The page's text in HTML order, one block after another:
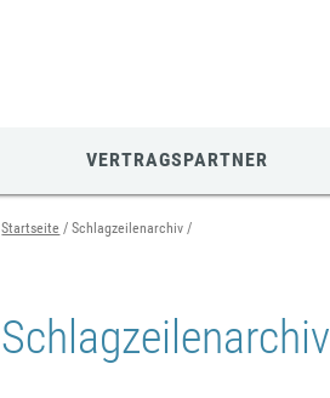
VERTRAGSPARTNER
Startseite Schlagzeilenarchiv
Schlagzeilenarchiv